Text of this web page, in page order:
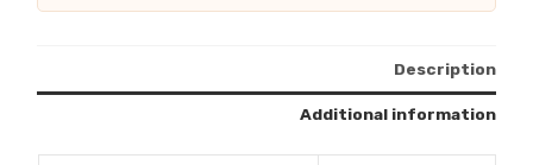
Description
Additional information